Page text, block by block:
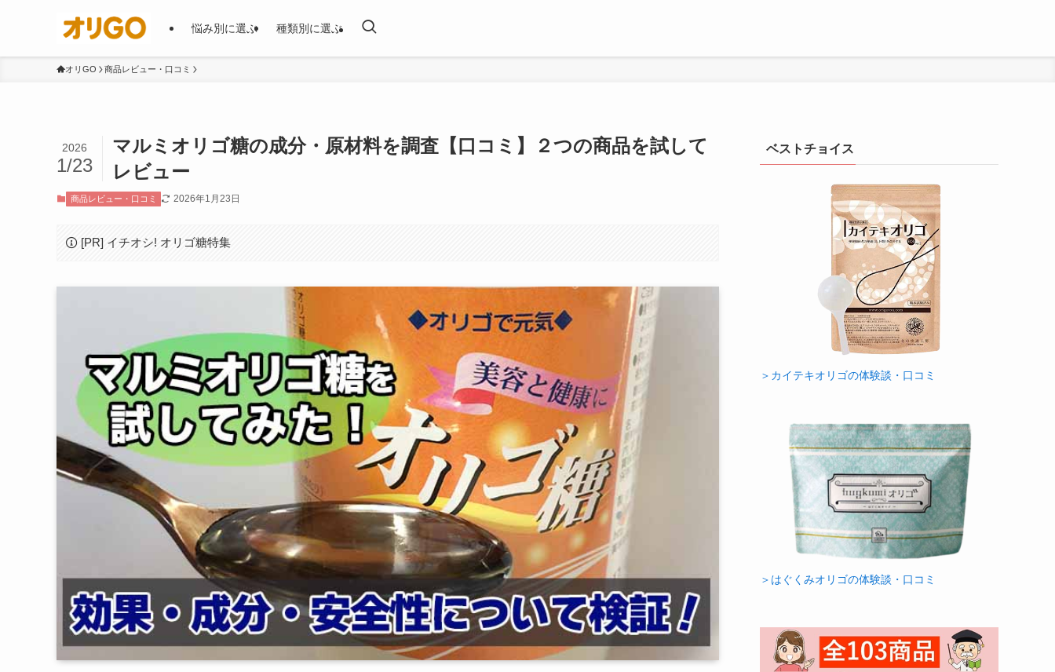
悩み別に選ぶ 種類別に選ぶ
オリGO 商品レビュー・口コミ
マルミオリゴ糖の成分・原材料を調査【口コミ】２つの商品を試して
レビュー
2026
1/23
商品レビュー・口コミ 2026年1月23日
[PR] イチオシ! オリゴ糖特集
ベストチョイス
＞カイテキオリゴの体験談・口コミ
＞はぐくみオリゴの体験談・口コミ